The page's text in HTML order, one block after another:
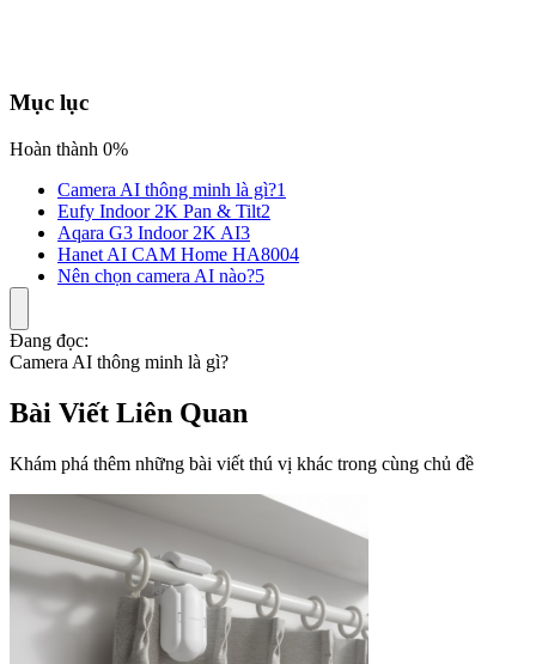
Mục lục
Hoàn thành 0%
Camera AI thông minh là gì?1
Eufy Indoor 2K Pan & Tilt2
Aqara G3 Indoor 2K AI3
Hanet AI CAM Home HA8004
Nên chọn camera AI nào?5
Đang đọc:
Camera AI thông minh là gì?
Bài Viết Liên Quan
Khám phá thêm những bài viết thú vị khác trong cùng chủ đề